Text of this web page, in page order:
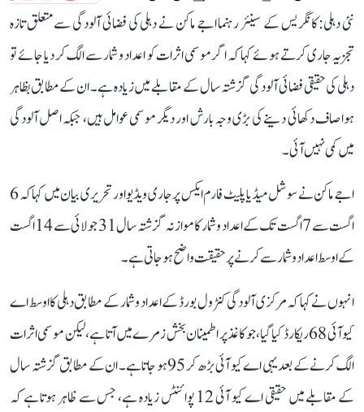
نئی دہلی: کانگریس کے سینئر رہنما اجے ماکن نے دہلی کی فضائی آلودگی سے متعلق تازہ
تجزیہ جاری کرتے ہوئے کہا کہ اگر موسمی اثرات کو اعداد و شمار سے الگ کر دیا جائے تو
دہلی کی حقیقی فضائی آلودگی گزشتہ سال کے مقابلے میں زیادہ ہے۔ ان کے مطابق بظاہر
ہوا صاف دکھائی دینے کی بڑی وجہ بارش اور دیگر موسمی عوامل ہیں، جبکہ اصل آلودگی
میں کمی نہیں آئی۔
اجے ماکن نے سوشل میڈیا پلیٹ فارم ایکس پر جاری ویڈیو اور تحریری بیان میں کہا کہ 6
اگست سے 7 اگست تک کے اعداد و شمار کا موازنہ گزشتہ سال 31 جولائی سے 14 اگست
کے اوسط اعداد و شمار سے کرنے پر حقیقت واضح ہو جاتی ہے۔
انہوں نے کہا کہ مرکزی آلودگی کنٹرول بورڈ کے اعداد و شمار کے مطابق دہلی کا اوسط اے
کیو آئی 68 ریکارڈ کیا گیا، جو کاغذ پر اطمینان بخش زمرے میں آتا ہے، لیکن موسمی اثرات
الگ کرنے کے بعد یہی اے کیو آئی بڑھ کر 95 ہو جاتا ہے۔ ان کے مطابق گزشتہ سال
کے مقابلے میں حقیقی اے کیو آئی 12 پوائنٹس زیادہ ہے، جس سے ظاہر ہوتا ہے کہ